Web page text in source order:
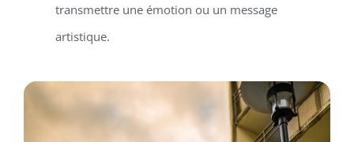
transmettre une émotion ou un message
artistique.